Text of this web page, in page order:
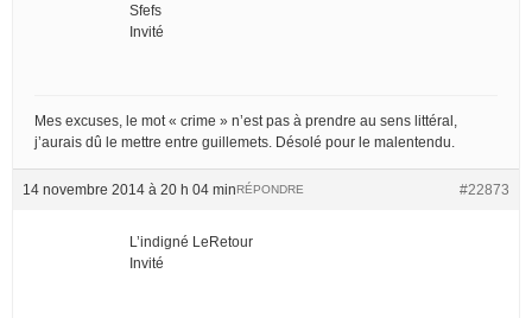
Sfefs
Invité
Mes excuses, le mot « crime » n’est pas à prendre au sens littéral,
j’aurais dû le mettre entre guillemets. Désolé pour le malentendu.
14 novembre 2014 à 20 h 04 min #22873
RÉPONDRE
L’indigné LeRetour
Invité